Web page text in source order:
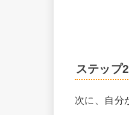
ステップ
次に、自分